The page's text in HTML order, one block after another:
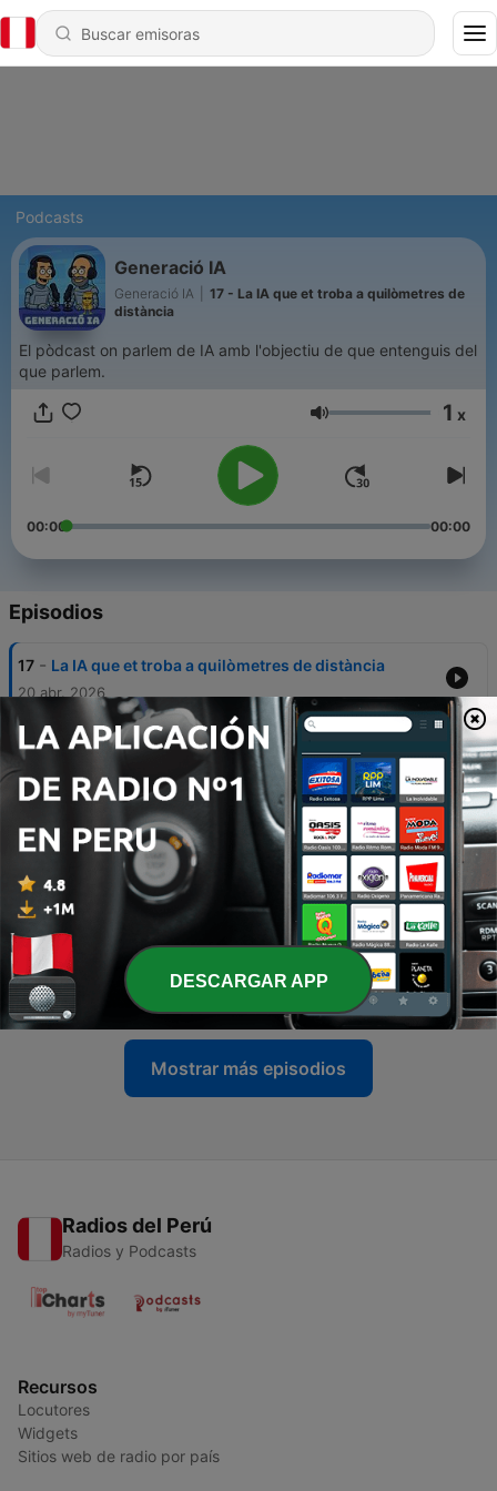
Podcasts
Generació IA
Generació IA
17 - La IA que et troba a quilòmetres de
distància
El pòdcast on parlem de IA amb l'objectiu de que entenguis del
que parlem.
Volumen 1 x
00:00 00:00
Episodios
17 - La IA que et troba a quilòmetres de distància
20 abr. 2026
- Detingut un robot per espantar a una iaia pel
carrer
23 mar. 2026
- La IA que prediu 130 malalties mentre ronques
27 ene. 2026
14 - Grok ens deixa en pilotes
10 ene. 2026
- Bogeria nuclear per alimentar la IA
28 dic. 2025
Mostrar más episodios
Radios del Perú
Radios y Podcasts
Recursos
Locutores
Widgets
Sitios web de radio por país
DESCARGAR APP